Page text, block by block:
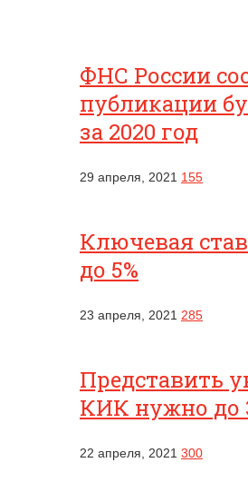
ФНС России
публикации
за 2020 год
29 апреля, 2021 155
Ключевая
до 5%
23 апреля, 2021 285
Представить
КИК нужно до
22 апреля, 2021 300